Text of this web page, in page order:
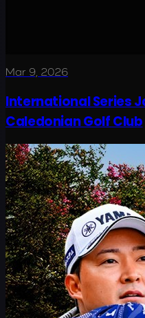
Mar 9, 2026
International Series
Caledonian Golf Club